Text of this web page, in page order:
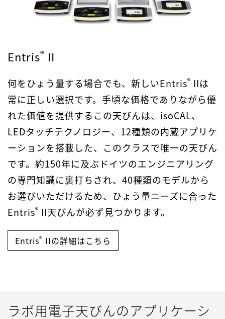
Entris® II
何をひょう量する場合でも、新しいEntris® IIは
常に正しい選択です。手頃な価格でありながら優
れた価値を提供するこの天びんは、isoCAL、
LEDタッチテクノロジー、12種類の内蔵アプリケ
ーションを搭載した、このクラスで唯一の天びん
です。約150年に及ぶドイツのエンジニアリング
の専門知識に裏打ちされ、40種類のモデルから
お選びいただけるため、ひょう量ニーズに合った
Entris® II天びんが必ず見つかります。
Entris® IIの詳細はこちら
ラボ用電子天びんのアプリケーシ